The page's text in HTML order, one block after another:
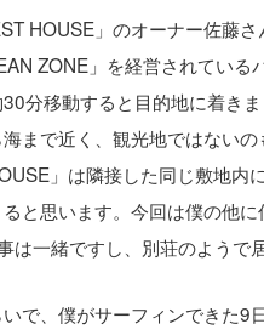
HOUSE」のオーナー佐藤
ZONE」を経営されてい
分移動すると目的地に着き
まで近く、観光地ではない
」は隣接した同じ敷地内
と思います。今回は僕の他
一緒ですし、別荘のようで
で、僕がサーフィンできた9